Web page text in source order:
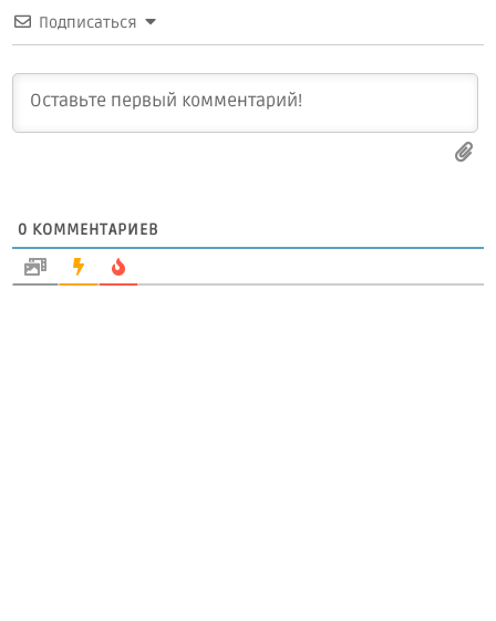
Подписаться
0 КОММЕНТАРИЕВ